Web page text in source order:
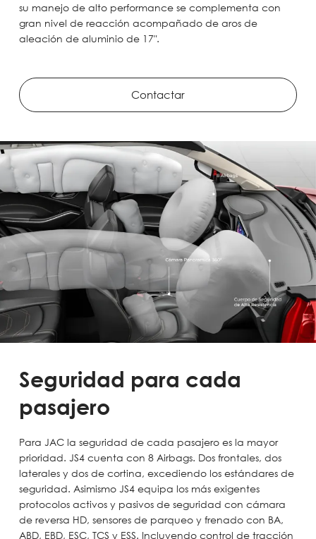
su manejo de alto performance se complementa con
gran nivel de reacción acompañado de aros de
aleación de aluminio de 17″.
Contactar
Seguridad para cada
pasajero
Para JAC la seguridad de cada pasajero es la mayor
prioridad. JS4 cuenta con 8 Airbags. Dos frontales, dos
laterales y dos de cortina, excediendo los estándares de
seguridad. Asimismo JS4 equipa los más exigentes
protocolos activos y pasivos de seguridad con cámara
de reversa HD, sensores de parqueo y frenado con BA,
ABD, EBD, ESC, TCS y ESS. Incluyendo control de tracción